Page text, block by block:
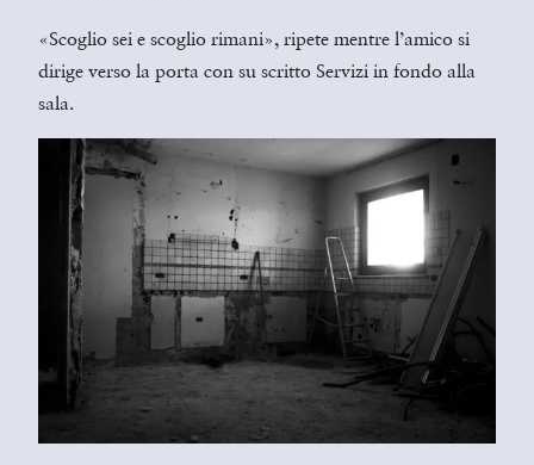
«Scoglio sei e scoglio rimani», ripete mentre l’amico si
dirige verso la porta con su scritto Servizi in fondo alla
sala.